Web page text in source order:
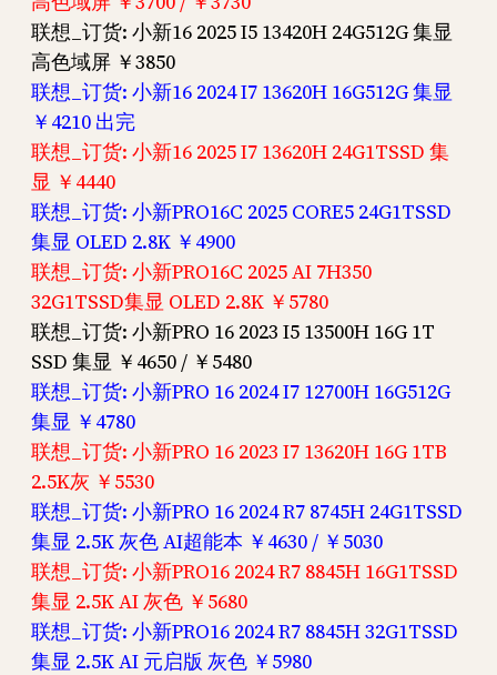
联想_订货: 小新16 2025 I5 13420H 24G512G 集显
高色域屏 ￥3850
联想_订货: 小新16 2024 I7 13620H 16G512G 集显
￥4210 出完
联想_订货: 小新16 2025 I7 13620H 24G1TSSD 集
显 ￥4440
联想_订货: 小新PRO16C 2025 CORE5 24G1TSSD
集显 OLED 2.8K ￥4900
联想_订货: 小新PRO16C 2025 AI 7H350
32G1TSSD集显 OLED 2.8K ￥5780
联想_订货: 小新PRO 16 2023 I5 13500H 16G 1T
SSD 集显 ￥4650 / ￥5480
联想_订货: 小新PRO 16 2024 I7 12700H 16G512G
集显 ￥4780
联想_订货: 小新PRO 16 2023 I7 13620H 16G 1TB
2.5K灰 ￥5530
联想_订货: 小新PRO 16 2024 R7 8745H 24G1TSSD
集显 2.5K 灰色 AI超能本 ￥4630 / ￥5030
联想_订货: 小新PRO16 2024 R7 8845H 16G1TSSD
集显 2.5K AI 灰色 ￥5680
联想_订货: 小新PRO16 2024 R7 8845H 32G1TSSD
集显 2.5K AI 元启版 灰色 ￥5980